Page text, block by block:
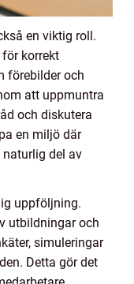
en viktig roll.
korrekt
förebilder och
att uppmuntra
och diskutera
en miljö där
del av
uppföljning.
utbildningar och
simuleringar
Detta gör det